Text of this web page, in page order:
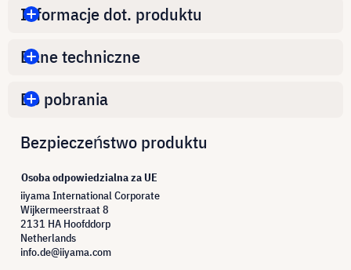
Informacje dot. produktu
Dane techniczne
Do pobrania
Bezpieczeństwo produktu
Osoba odpowiedzialna za UE
iiyama International Corporate
Wijkermeerstraat 8
2131 HA Hoofddorp
Netherlands
info.de@iiyama.com